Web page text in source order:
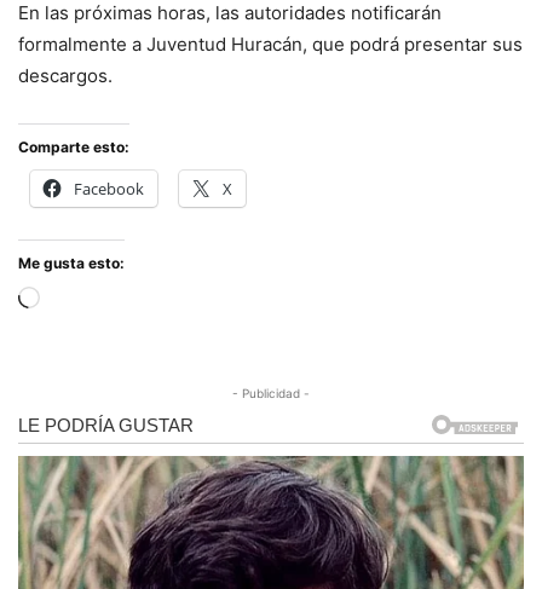
En las próximas horas, las autoridades notificarán
formalmente a Juventud Huracán, que podrá presentar sus
descargos.
Comparte esto:
Facebook X
Me gusta esto:
Cargando...
- Publicidad -